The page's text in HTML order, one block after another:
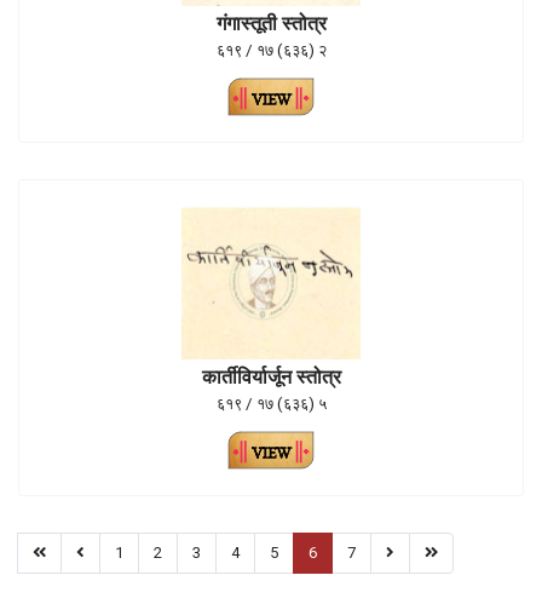
गंगास्तूती स्तोत्र
६१९ / १७ (६३६) २
कार्तीविर्यार्जून स्तोत्र
६१९ / १७ (६३६) ५
1 2 3 4 5 6 7